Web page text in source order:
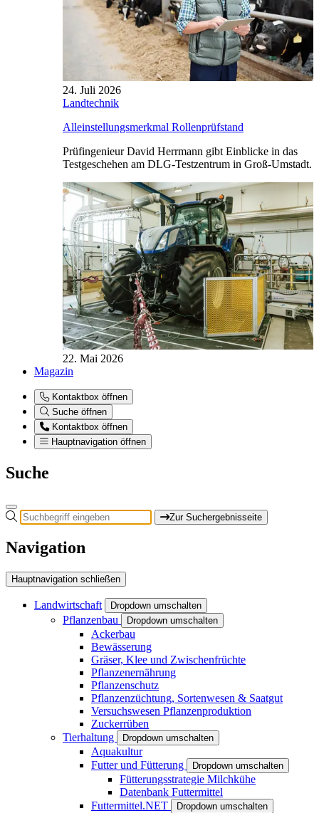
24. Juli 2026
Landtechnik
Alleinstellungsmerkmal Rollenprüfstand
Prüfingenieur David Herrmann gibt Einblicke in das
Testgeschehen am DLG-Testzentrum in Groß-Umstadt.
22. Mai 2026
Magazin
Kontaktbox öffnen
Suche öffnen
Kontaktbox öffnen
Hauptnavigation öffnen
Suche
Zur Suchergebnisseite
Navigation
Hauptnavigation schließen
Landwirtschaft Dropdown umschalten
Pflanzenbau Dropdown umschalten
Ackerbau
Bewässerung
Gräser, Klee und Zwischenfrüchte
Pflanzenernährung
Pflanzenschutz
Pflanzenzüchtung, Sortenwesen & Saatgut
Versuchswesen Pflanzenproduktion
Zuckerrüben
Tierhaltung
Dropdown umschalten
Aquakultur
Futter und Fütterung
Dropdown umschalten
Fütterungsstrategie Milchkühe
Datenbank Futtermittel
Futtermittel.NET
Dropdown umschalten